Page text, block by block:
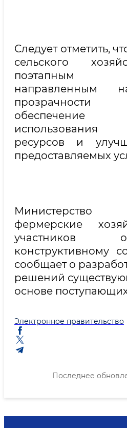
Следует отметить,
сельского
поэтапным
направленным
ресурсов и
предоставляемых
фермерские
участников
конструктивному
сообщает о
решений
основе
Электронное правительство
Последнее